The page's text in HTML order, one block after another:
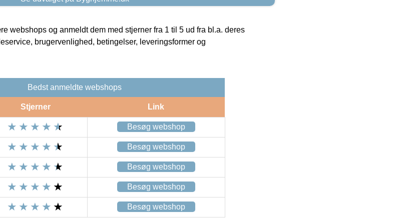
webshops og anmeldt dem med stjerner fra 1 til 5 ud fra bl.a. deres
brugervenlighed, betingelser, leveringsformer og
Bedst anmeldte webshops
Stjerner Link
Besøg webshop
Besøg webshop
Besøg webshop
Besøg webshop
Besøg webshop